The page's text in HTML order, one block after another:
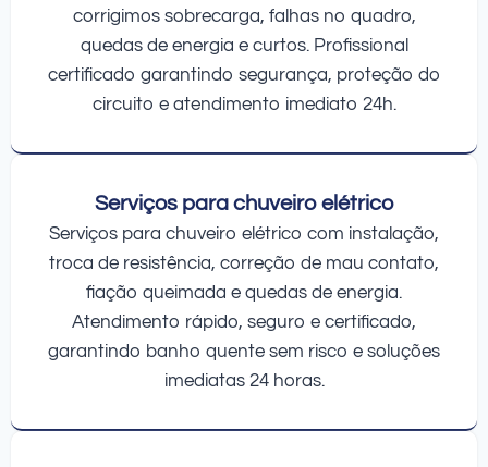
corrigimos sobrecarga, falhas no quadro,
quedas de energia e curtos. Profissional
certificado garantindo segurança, proteção do
circuito e atendimento imediato 24h.
Serviços para chuveiro elétrico
Serviços para chuveiro elétrico com instalação,
troca de resistência, correção de mau contato,
fiação queimada e quedas de energia.
Atendimento rápido, seguro e certificado,
garantindo banho quente sem risco e soluções
imediatas 24 horas.